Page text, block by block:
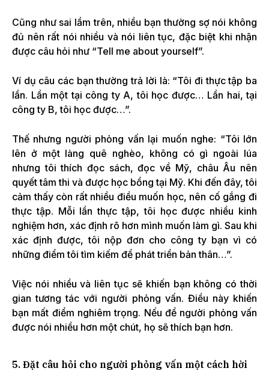
Cũng như sai lầm trên, nhiều bạn thường sợ nói không
đủ nên rất nói nhiều và nói liên tục, đặc biệt khi nhận
được câu hỏi như “Tell me about yourself”.
Ví dụ câu các bạn thường trả lời là: “Tôi đi thực tập ba
lần. Lần một tại công ty A, tôi học được… Lần hai, tại
công ty B, tôi học được…”.
Thế nhưng người phỏng vấn lại muốn nghe: “Tôi lớn
lên ở một làng quê nghèo, không có gì ngoài lúa
nhưng tôi thích đọc sách, đọc về Mỹ, châu Âu nên
quyết tâm thi và được học bổng tại Mỹ. Khi đến đây, tôi
cảm thấy còn rất nhiều điều muốn học, nên cố gắng đi
thực tập. Mỗi lần thực tập, tôi học được nhiều kinh
nghiệm hơn, xác định rõ hơn mình muốn làm gì. Sau khi
xác định được, tôi nộp đơn cho công ty bạn vì có
những điểm tôi tìm kiếm để phát triển bản thân…”.
Việc nói nhiều và liên tục sẽ khiến bạn không có thời
gian tương tác với người phỏng vấn. Điều này khiến
bạn mất điểm nghiêm trọng. Nếu để người phỏng vấn
được nói nhiều hơn một chút, họ sẽ thích bạn hơn.
5. Đặt câu hỏi cho người phỏng vấn một cách hời